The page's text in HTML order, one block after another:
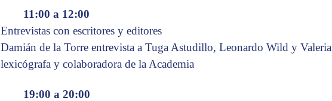
11:00 a 12:00
Entrevistas con escritores y editores
Damián de la Torre entrevista a Tuga Astudillo, Leonardo Wild y
lexicógrafa y colaboradora de la Academia
19:00 a 20:00